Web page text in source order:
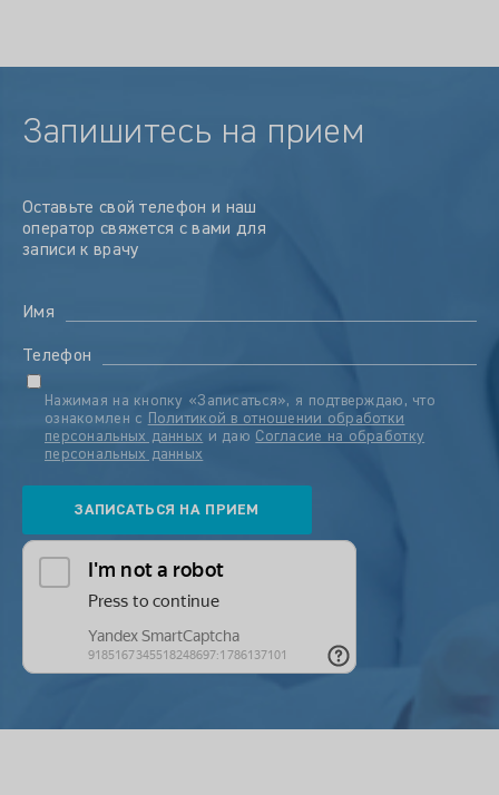
Запишитесь на прием
Оставьте свой телефон и наш
оператор свяжется с вами для
записи к врачу
Имя
Телефон
Нажимая на кнопку «Записаться», я подтверждаю, что
ознакомлен с Политикой в отношении обработки
персональных данных и даю Согласие на обработку
персональных данных